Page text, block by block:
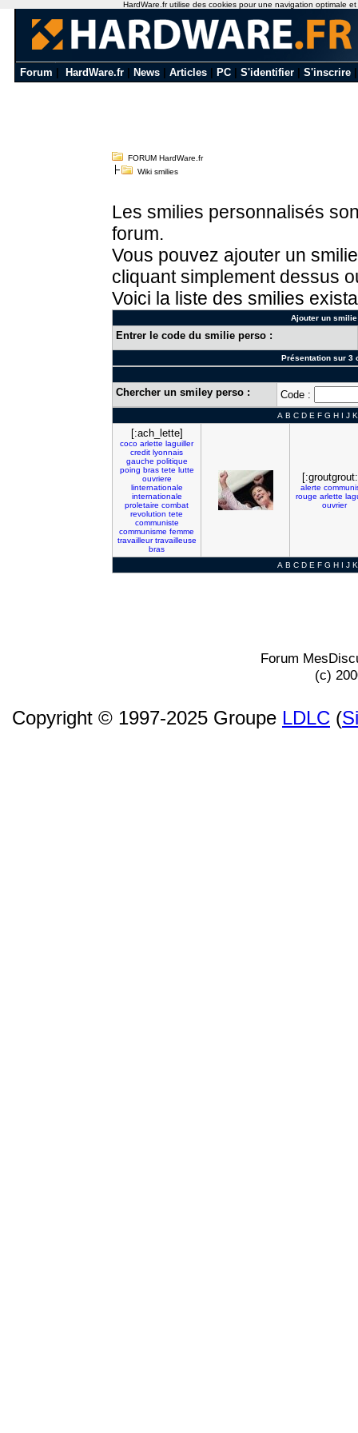
Forum HardWare.fr News Articles PC S'identifier S'inscrire
FORUM HardWare.fr
Wiki smilies
Les smilies personnalisés
forum.
Vous pouvez ajouter un
cliquant simplement dessus
Voici la liste des smilies
Ajouter un
Entrer le code du smilie perso :
Présentation sur 3
Chercher un smiley perso : Code :
A B C D E F G H I J K
[:ach_lette]
coco arlette laguiller
credit lyonnais
gauche politique
poing bras tete lutte
ouvriere
linternationale
internationale
proletaire combat
revolution tete
communiste
communisme femme
travailleur travailleuse
bras
alerte
rouge arlette
ouvrier
A B C D E F G H I J K
Forum
(c)
Copyright © 1997-2025 Groupe LDLC (
HardWare.fr utilise des cookies pour une navigation optimale